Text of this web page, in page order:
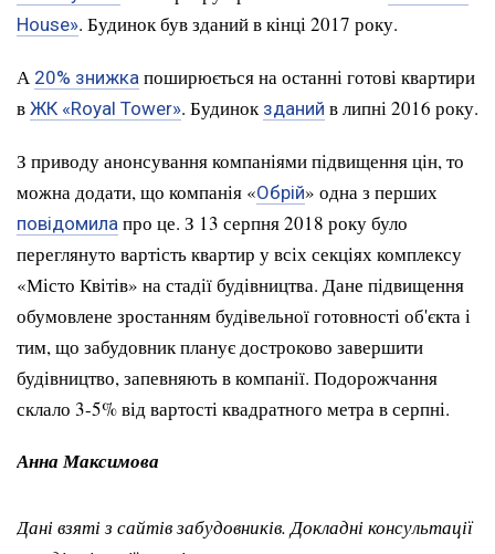
House». Будинок був зданий в кінці 2017 року.
А 20% знижка поширюється на останні готові квартири
в ЖК «Royal Tower». Будинок зданий в липні 2016 року.
З приводу анонсування компаніями підвищення цін, то
можна додати, що компанія «Обрій» одна з перших
повідомила про це. З 13 серпня 2018 року було
переглянуто вартість квартир у всіх секціях комплексу
«Місто Квітів» на стадії будівництва. Дане підвищення
обумовлене зростанням будівельної готовності об'єкта і
тим, що забудовник планує достроково завершити
будівництво, запевняють в компанії. Подорожчання
склало 3-5% від вартості квадратного метра в серпні.
Анна Максимова
Дані взяті з сайтів забудовників. Докладні консультації